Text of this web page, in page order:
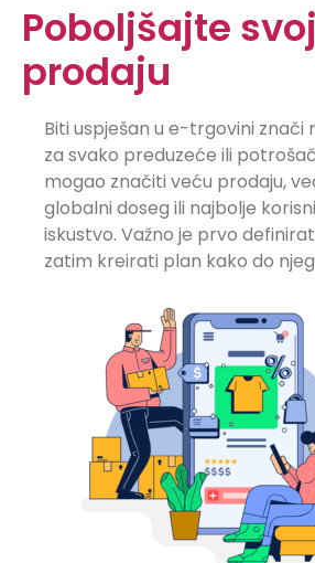
Poboljšajte
prodaju
Biti uspješan u e-trgovini znači
za svako preduzeće ili
mogao značiti veću prodaju,
globalni doseg ili najbolje
iskustvo. Važno je prvo
zatim kreirati plan kako do